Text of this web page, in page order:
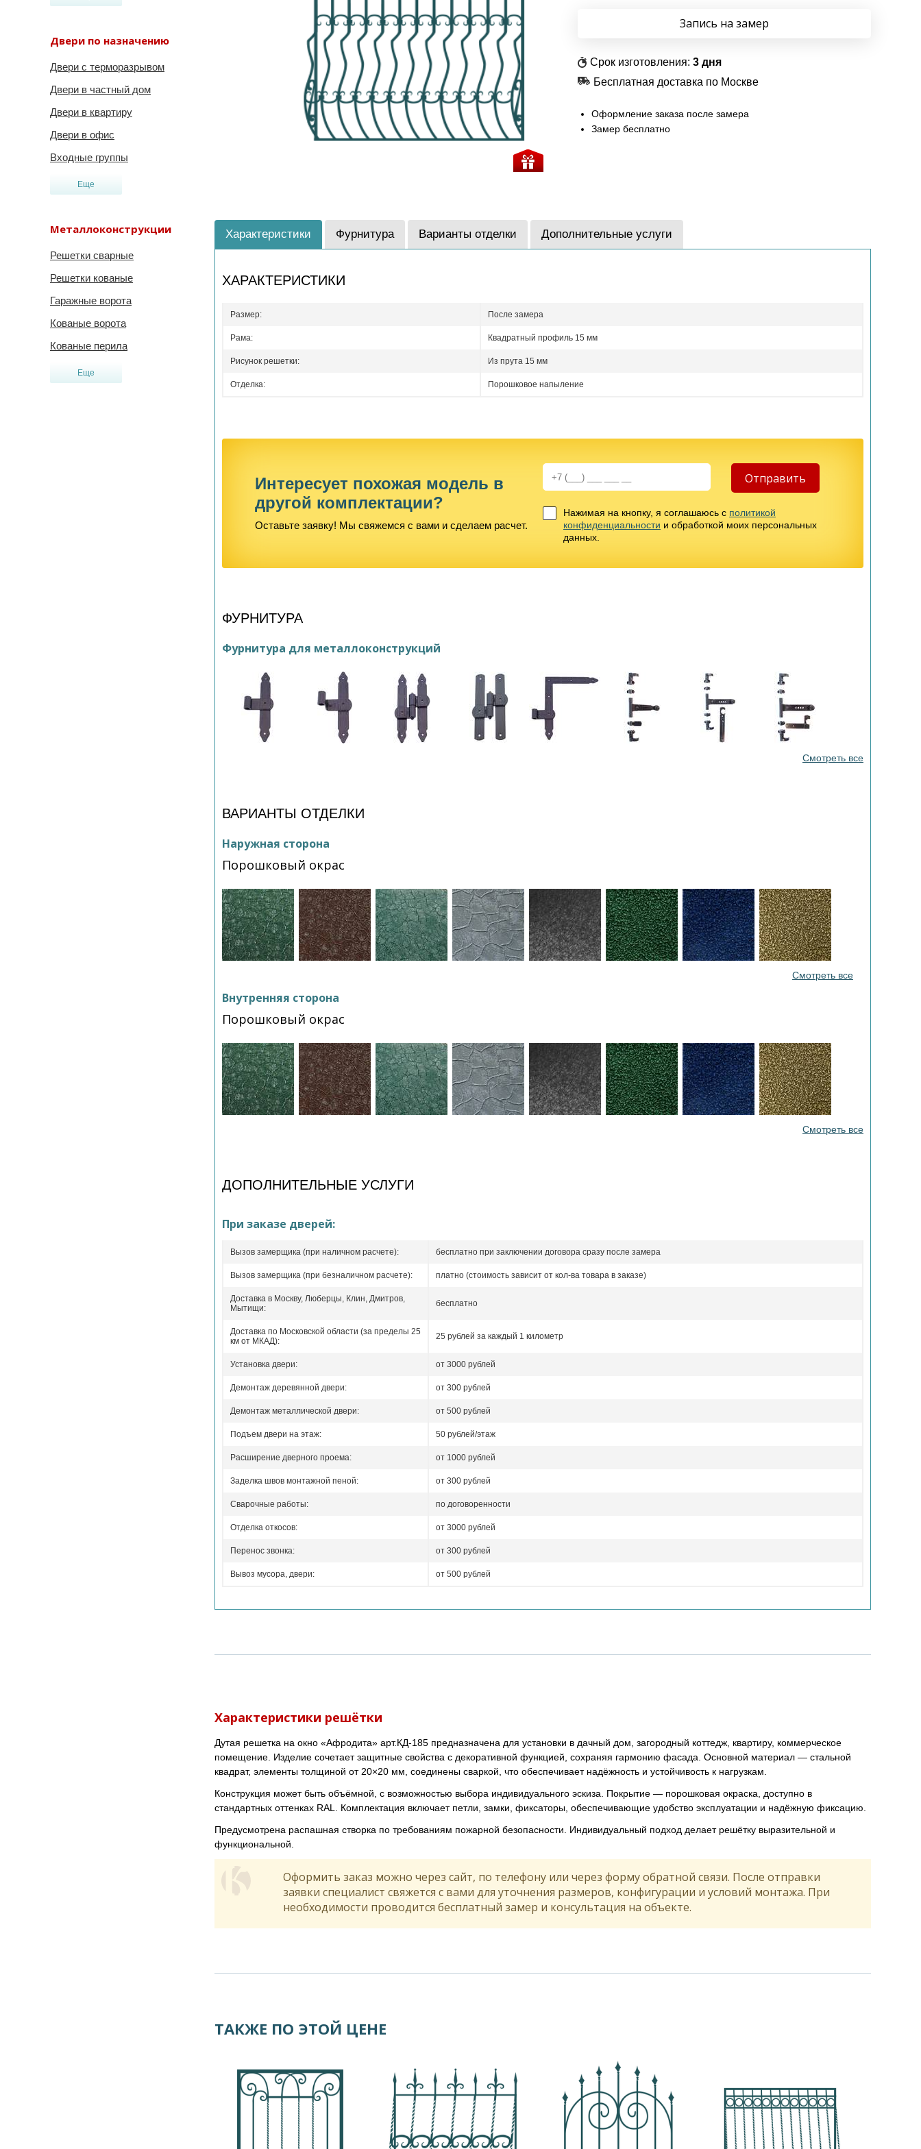
Двери по назначению
Двери с терморазрывом
Двери в частный дом
Двери в квартиру
Двери в офис
Входные группы
Еще
Металлоконструкции
Решетки сварные
Решетки кованые
Гаражные ворота
Кованые ворота
Кованые перила
Еще
Запись на замер
Срок изготовления: 3 дня
Бесплатная доставка по Москве
Оформление заказа после замера
Замер бесплатно
Характеристики Фурнитура Варианты отделки Дополнительные услуги
ХАРАКТЕРИСТИКИ
Размер: После замера
Рама: Квадратный профиль 15 мм
Рисунок решетки: Из прута 15 мм
Отделка: Порошковое напыление
Интересует похожая модель в
другой комплектации?
Оставьте заявку! Мы свяжемся с вами и сделаем расчет.
Нажимая на кнопку, я соглашаюсь с политикой
конфиденциальности и обработкой моих персональных
данных.
ФУРНИТУРА
Фурнитура для металлоконструкций
Смотреть все
ВАРИАНТЫ ОТДЕЛКИ
Наружная сторона
Порошковый окрас
Смотреть все
Внутренняя сторона
Порошковый окрас
Смотреть все
ДОПОЛНИТЕЛЬНЫЕ УСЛУГИ
При заказе дверей:
Вызов замерщика (при наличном расчете): бесплатно при заключении договора сразу после замера
Вызов замерщика (при безналичном расчете): платно (стоимость зависит от кол-ва товара в заказе)
Доставка в Москву, Люберцы, Клин, Дмитров,
Мытищи:
бесплатно
Доставка по Московской области (за пределы 25
км от МКАД):
25 рублей за каждый 1 километр
Установка двери: от 3000 рублей
Демонтаж деревянной двери: от 300 рублей
Демонтаж металлической двери: от 500 рублей
Подъем двери на этаж: 50 рублей/этаж
Расширение дверного проема: от 1000 рублей
Заделка швов монтажной пеной: от 300 рублей
Сварочные работы: по договоренности
Отделка откосов: от 3000 рублей
Перенос звонка: от 300 рублей
Вывоз мусора, двери: от 500 рублей
Характеристики решётки
Дутая решетка на окно «Афродита» арт.КД-185 предназначена для установки в дачный дом, загородный коттедж, квартиру, коммерческое
помещение. Изделие сочетает защитные свойства с декоративной функцией, сохраняя гармонию фасада. Основной материал — стальной
квадрат, элементы толщиной от 20×20 мм, соединены сваркой, что обеспечивает надёжность и устойчивость к нагрузкам.
Конструкция может быть объёмной, с возможностью выбора индивидуального эскиза. Покрытие — порошковая окраска, доступно в
стандартных оттенках RAL. Комплектация включает петли, замки, фиксаторы, обеспечивающие удобство эксплуатации и надёжную фиксацию.
Предусмотрена распашная створка по требованиям пожарной безопасности. Индивидуальный подход делает решётку выразительной и
функциональной.
Оформить заказ можно через сайт, по телефону или через форму обратной связи. После отправки
заявки специалист свяжется с вами для уточнения размеров, конфигурации и условий монтажа. При
необходимости проводится бесплатный замер и консультация на объекте.
ТАКЖЕ ПО ЭТОЙ ЦЕНЕ